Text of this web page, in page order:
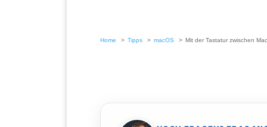
Home Tipps macOS Mit der Tastatur zwischen